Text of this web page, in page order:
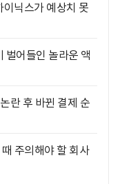
닉스가 예상치 못
어들인 놀라운 액
란 후 바뀐 결제 순
주의해야 할 회사